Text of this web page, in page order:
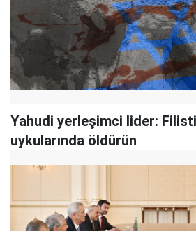
Yahudi yerleşimci lider:
uykularında öldürün